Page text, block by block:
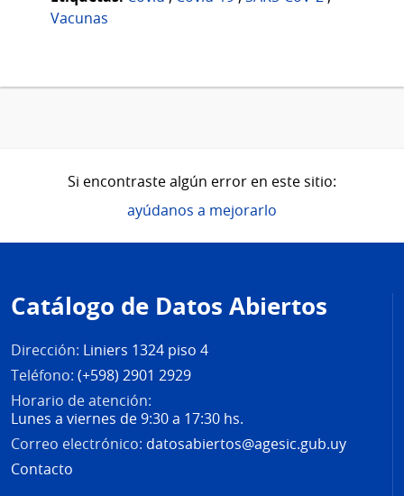
Vacunas
Si encontraste algún error en este sitio:
ayúdanos a mejorarlo
de
página
Catálogo de Datos Abiertos
Dirección: Liniers 1324 piso 4
Teléfono: (+598) 2901 2929
Horario de atención:
Lunes a viernes de 9:30 a 17:30 hs.
Correo electrónico: datosabiertos@agesic.gub.uy
Contacto